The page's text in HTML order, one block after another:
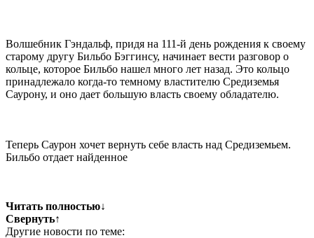
Волшебник Гэндальф, придя на 111-й день рождения к своему
старому другу Бильбо Бэггинсу, начинает вести разговор о
кольце, которое Бильбо нашел много лет назад. Это кольцо
принадлежало когда-то темному властителю Средиземья
Саурону, и оно дает большую власть своему обладателю.
Теперь Саурон хочет вернуть себе власть над Средиземьем.
Бильбо отдает найденное
Читать полностью↓
Свернуть↑
Другие новости по теме: